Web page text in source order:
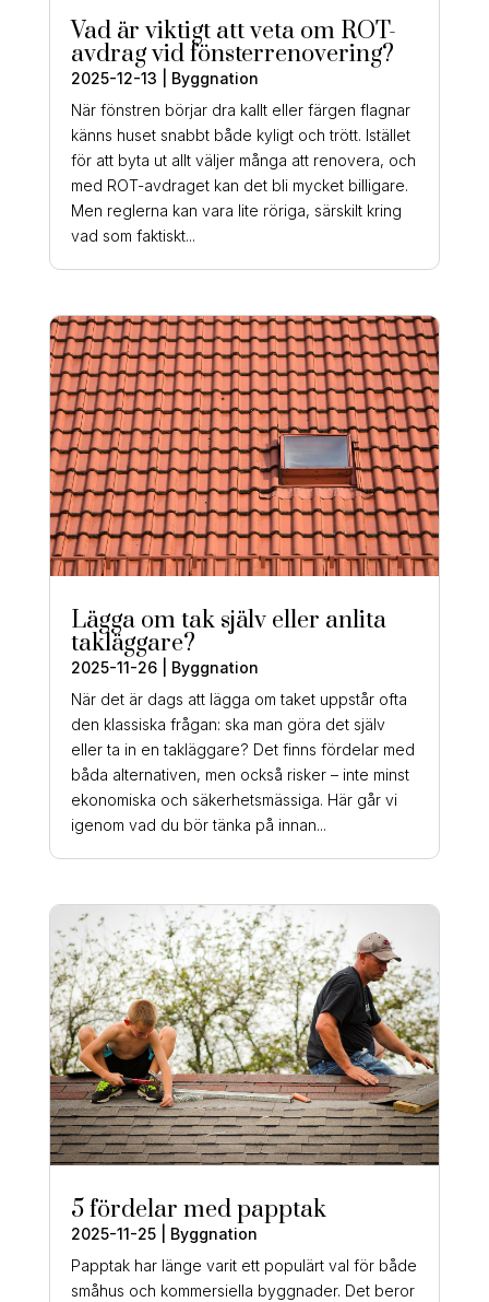
Vad är viktigt att veta om ROT-
avdrag vid fönsterrenovering?
2025-12-13
Byggnation
När fönstren börjar dra kallt eller färgen flagnar
känns huset snabbt både kyligt och trött. Istället
för att byta ut allt väljer många att renovera, och
med ROT-avdraget kan det bli mycket billigare.
Men reglerna kan vara lite röriga, särskilt kring
vad som faktiskt...
Lägga om tak själv eller anlita
takläggare?
2025-11-26| Byggnation
När det är dags att lägga om taket uppstår ofta
den klassiska frågan: ska man göra det själv
eller ta in en takläggare? Det finns fördelar med
båda alternativen, men också risker – inte minst
ekonomiska och säkerhetsmässiga. Här går vi
igenom vad du bör tänka på innan...
5 fördelar med papptak
2025-11-25| Byggnation
Papptak har länge varit ett populärt val för både
småhus och kommersiella byggnader. Det beror